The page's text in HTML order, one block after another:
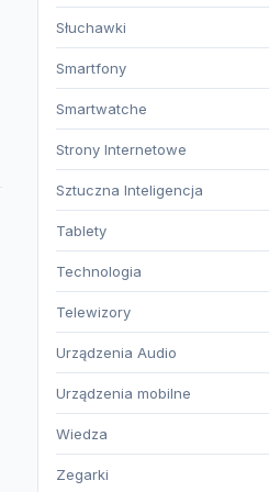
Słuchawki
Smartfony
Smartwatche
Strony Internetowe
Sztuczna Inteligencja
Tablety
Technologia
Telewizory
Urządzenia Audio
Urządzenia mobilne
Wiedza
Zegarki